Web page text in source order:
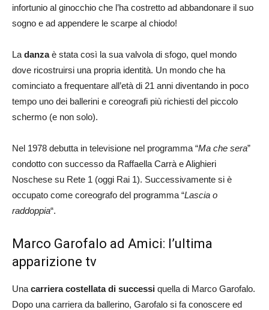
infortunio al ginocchio che l’ha costretto ad abbandonare il suo
sogno e ad appendere le scarpe al chiodo!
La danzaè stata così la sua valvola di sfogo, quel mondo
dove ricostruirsi una propria identità. Un mondo che ha
cominciato a frequentare all’età di 21 anni diventando in poco
tempo uno dei ballerini e coreografi più richiesti del piccolo
schermo (e non solo).
Nel 1978 debutta in televisione nel programma “Ma che sera”
condotto con successo da Raffaella Carrà e Alighieri
Noschese su Rete 1 (oggi Rai 1). Successivamente si è
occupato come coreografo del programma “Lascia o
raddoppia“.
Marco Garofalo ad Amici: l’ultima
apparizione tv
Una carriera costellata di successi quella di Marco Garofalo.
Dopo una carriera da ballerino, Garofalo si fa conoscere ed